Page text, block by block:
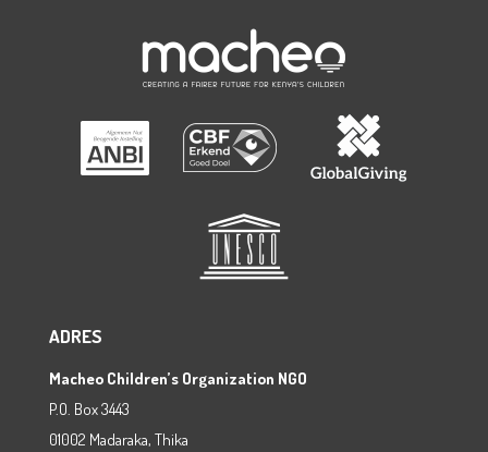
ADRES
Macheo Children’s Organization NGO
P.O. Box 3443
01002 Madaraka, Thika